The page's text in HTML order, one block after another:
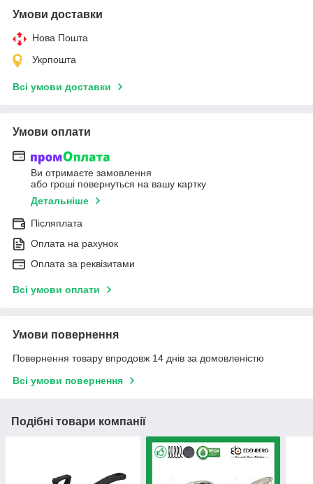
Умови доставки
Нова Пошта
Укрпошта
Всі умови доставки
Умови оплати
Ви отримаєте замовлення
або гроші повернуться на вашу картку
Детальніше
Післяплата
Оплата на рахунок
Оплата за реквізитами
Всі умови оплати
Умови повернення
Повернення товару впродовж 14 днів за домовленістю
Всі умови повернення
Подібні товари компанії